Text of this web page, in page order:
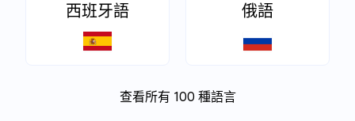
西班牙語 俄語
查看所有 100 種語言